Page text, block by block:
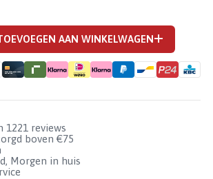
AAN WINKELWAGEN
1221 reviews
boven €75
Morgen in huis